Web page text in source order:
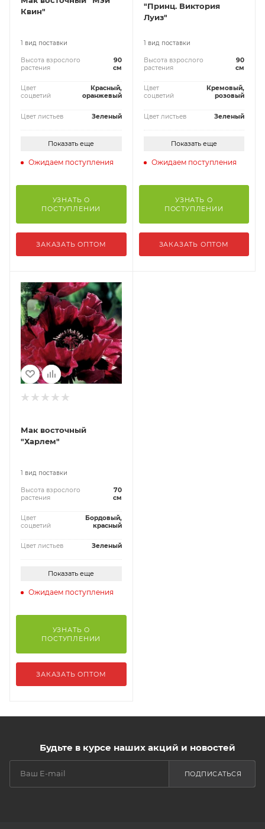
Квин"
1 вид поставки
Высота взрослого
растения
90
см
Цвет
соцветий
Красный,
оранжевый
Цвет листьев Зеленый
Показать еще
Ожидаем поступления
УЗНАТЬ О
ПОСТУПЛЕНИИ
ЗАКАЗАТЬ ОПТОМ
"Принц. Виктория
Луиз"
1 вид поставки
Высота взрослого
растения
90
см
Цвет
соцветий
Кремовый,
розовый
Цвет листьев Зеленый
Показать еще
Ожидаем поступления
УЗНАТЬ О
ПОСТУПЛЕНИИ
ЗАКАЗАТЬ ОПТОМ
Мак восточный
"Харлем"
1 вид поставки
Высота взрослого
растения
70
см
Цвет
соцветий
Бордовый,
красный
Цвет листьев Зеленый
Показать еще
Ожидаем поступления
УЗНАТЬ О
ПОСТУПЛЕНИИ
ЗАКАЗАТЬ ОПТОМ
Будьте в курсе наших акций и новостей
ПОДПИСАТЬСЯ